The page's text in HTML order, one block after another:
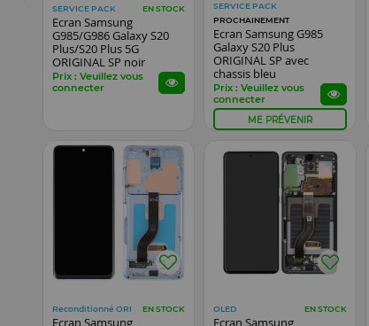
SERVICE PACK EN STOCK
Ecran Samsung
G985/G986 Galaxy S20
Plus/S20 Plus 5G
ORIGINAL SP noir
Prix : Veuillez vous
connecter
SERVICE PACK
PROCHAINEMENT
Ecran Samsung G985
Galaxy S20 Plus
ORIGINAL SP avec
chassis bleu
Prix : Veuillez vous
connecter
ME PRÉVENIR
Reconditionné ORI EN STOCK
Ecran Samsung
OLED EN STOCK
Ecran Samsung